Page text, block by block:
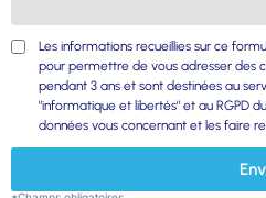
Les informations recueillies sur ce
pour permettre de vous adresser des
pendant 3 ans et sont destinées au
"informatique et libertés" et au RGPD
données vous concernant et les faire